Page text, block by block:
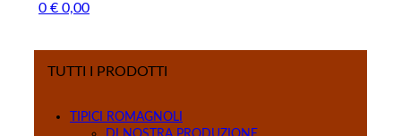
0 € 0,00
TUTTI I PRODOTTI
TIPICI ROMAGNOLI